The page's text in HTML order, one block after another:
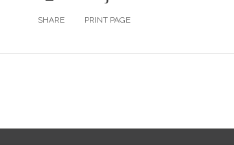
SHARE PRINT PAGE